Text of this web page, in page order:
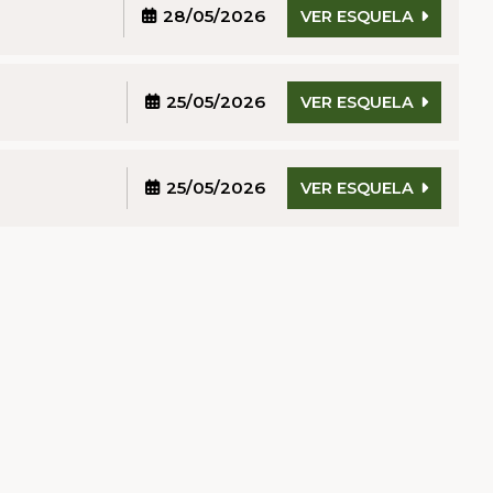
28/05/2026 VER ESQUELA
25/05/2026 VER ESQUELA
25/05/2026 VER ESQUELA